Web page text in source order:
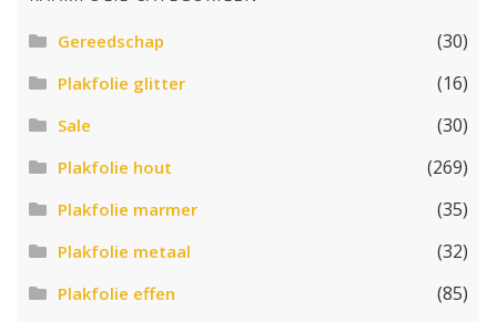
Gereedschap (30)
Plakfolie glitter (16)
Sale (30)
Plakfolie hout (269)
Plakfolie marmer (35)
Plakfolie metaal (32)
Plakfolie effen (85)